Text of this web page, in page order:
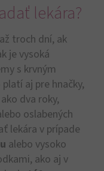
lekára?
troch dní, ak
je vysoká
s krvným
aj pre hnačky,
dva roky,
oslabených
lekára v prípade
alebo vysoko
ako aj v